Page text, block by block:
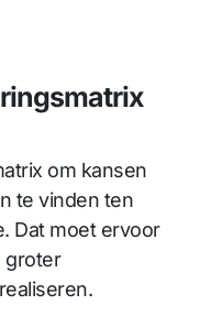
om kansen
te vinden ten
Dat moet ervoor
groter